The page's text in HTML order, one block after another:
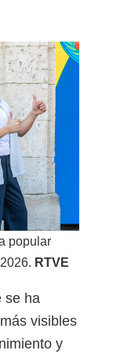
popular
RTVE
se ha
visibles
y